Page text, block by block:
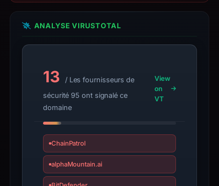
may
changed
since
summarizes
observations,
a
live
ANALYSE VIRUSTOTAL
13
/ Les fournisseurs de
sécurité 95 ont signalé ce
domaine
View
on
VT
ChainPatrol
alphaMountain.ai